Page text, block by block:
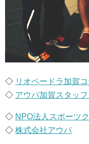
◇ リオペードラ加賀
◇ アウパ加賀スタッ
◇ NPO法人スポーツ
◇ 株式会社アウパ